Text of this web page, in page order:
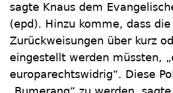
sagte Knaus dem
(epd). Hinzu komme, dass die
Zurückweisungen über kurz
eingestellt werden müssten,
europarechtswidrig“. Diese